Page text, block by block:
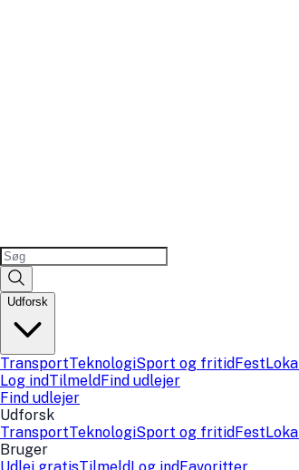
Udforsk
TransportTeknologiSport og fritidFest
Log indTilmeldFind udlejer
Find udlejer
Udforsk
TransportTeknologiSport og fritidFest
Bruger